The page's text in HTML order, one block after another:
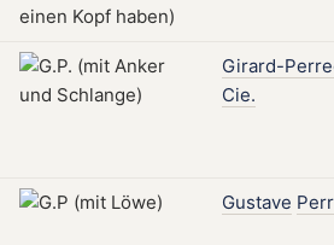
Girard-
Cie.
Gustave